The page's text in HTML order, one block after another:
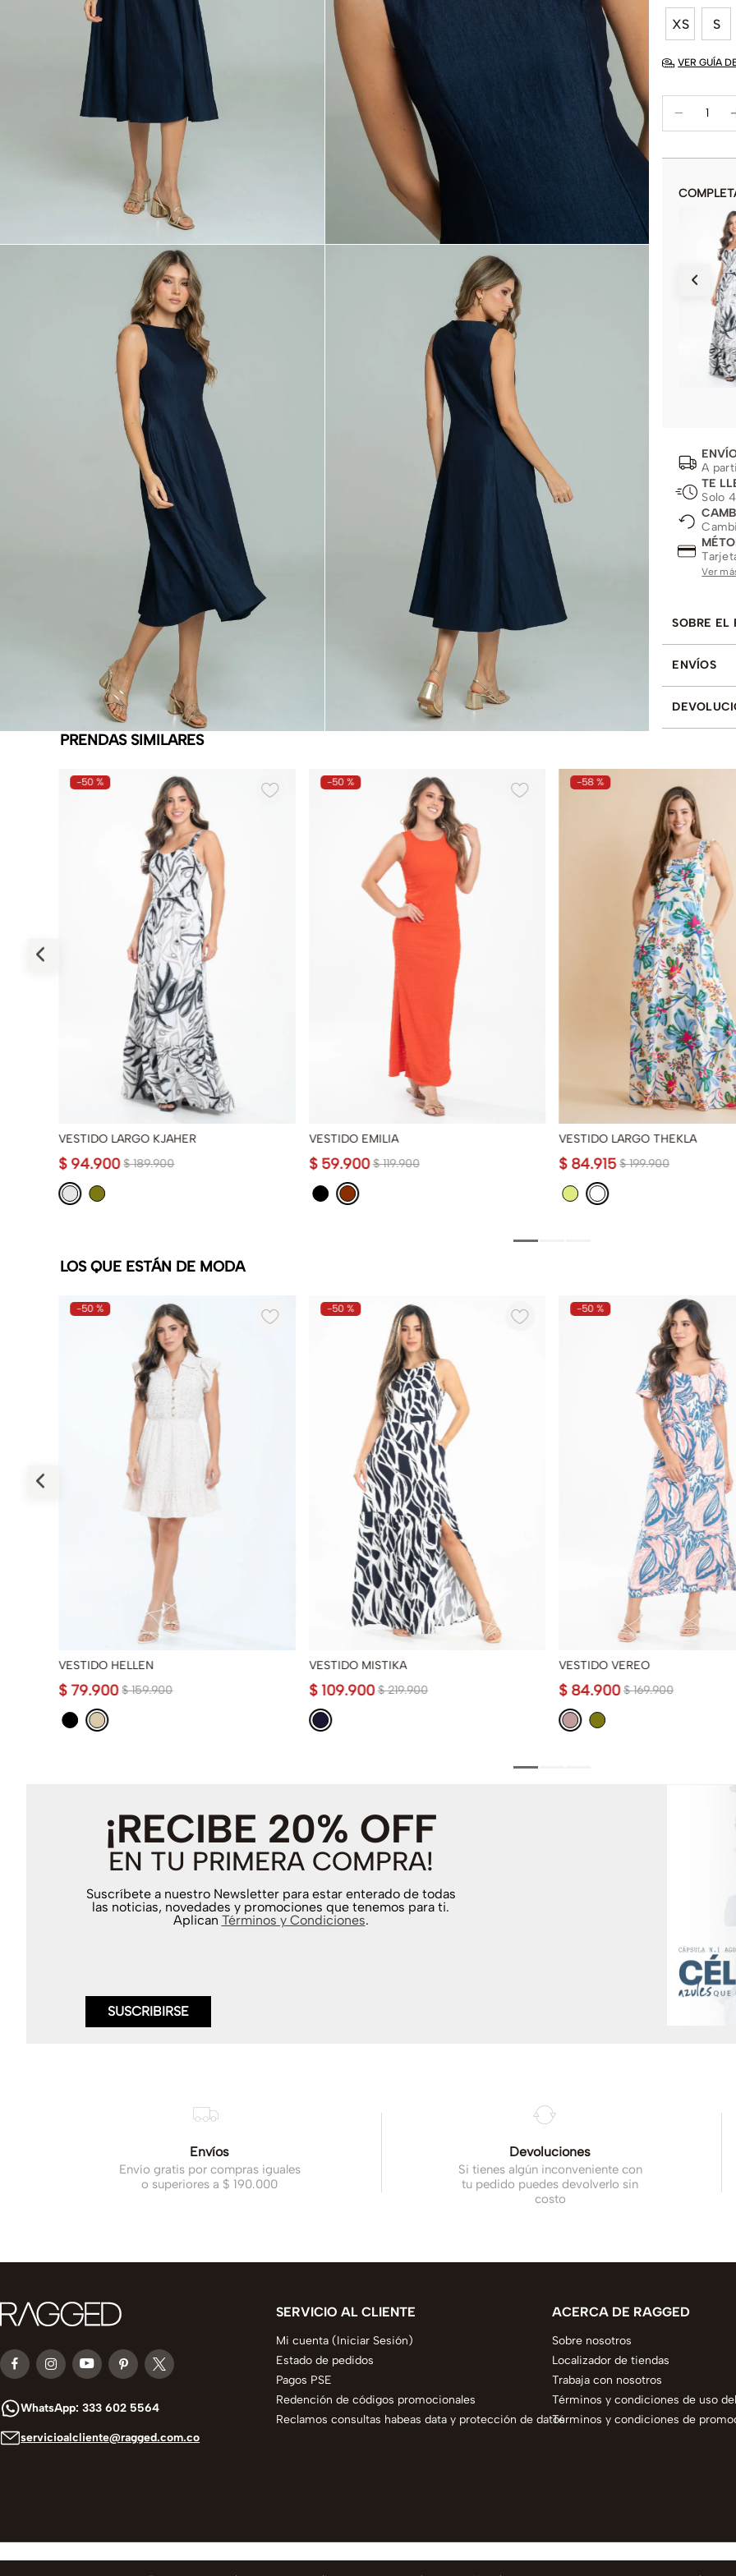
XS S
VER GUÍA
VESTIDO CORTO MOON
149
COLOR
A
TE
Solo
Ver
SOBRE EL
ENVÍOS
PRENDAS SIMILARES
-50 %
VESTIDO LARGO KJAHER
$ 189.900
$ 94.900
-50 %
VESTIDO EMILIA
$ 119.900
$ 59.900
-58 %
VESTIDO LARGO THEKLA
$ 199.900
$ 84.915
LOS QUE ESTÁN DE MODA
-50 %
VESTIDO HELLEN
$ 159.900
$ 79.900
-50 %
VESTIDO MISTIKA
$ 219.900
$ 109.900
-50 %
VESTIDO VEREO
$ 169.900
$ 84.900
¡RECIBE 20% OFF
EN TU PRIMERA COMPRA!
Suscríbete a nuestro Newsletter para estar enterado de todas
las noticias, novedades y promociones que tenemos para ti.
Aplican Términos y Condiciones.
SUSCRIBIRSE
Envíos
Envío gratis por compras iguales
o superiores a $ 190.000
Devoluciones
Si tienes algún inconveniente con
tu pedido puedes devolverlo sin
costo
WhatsApp: 333 602 5564
servicioalcliente@ragged.com.co
SERVICIO AL CLIENTE
Mi cuenta (Iniciar Sesión)
Estado de pedidos
Pagos PSE
Redención de códigos promocionales
Reclamos consultas habeas data y protección de datos
ACERCA DE RAGGED
Sobre nosotros
Localizador de tiendas
Trabaja con nosotros
Términos y condiciones de uso
Términos y condiciones de